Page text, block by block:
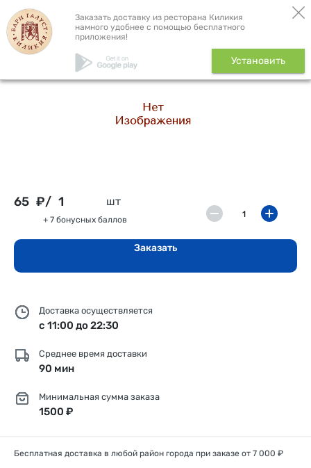
Заказать доставку из ресторана Киликия
намного удобнее с помощью бесплатного
приложения!
Установить
с завтраком: сыр моцарелла,
30 г
65 ₽/ 1 шт
+ 7 бонусных баллов
Заказать
Доставка осуществляется
с 11:00 до 22:30
Среднее время доставки
90 мин
Минимальная сумма заказа
1500 ₽
Бесплатная доставка в любой район города при заказе от 7 000 ₽
Доставка